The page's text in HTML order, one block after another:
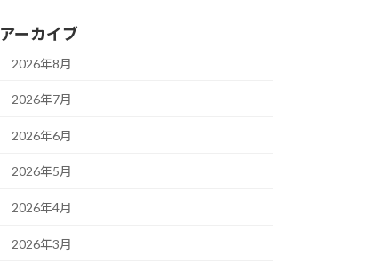
アーカイブ
2026年8月
2026年7月
2026年6月
2026年5月
2026年4月
2026年3月